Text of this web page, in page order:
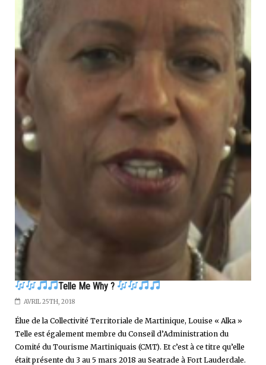
Telle Me Why ?
AVRIL 25TH, 2018
Élue de la Collectivité Territoriale de Martinique, Louise « Alka »
Telle est également membre du Conseil d’Administration du
Comité du Tourisme Martiniquais (CMT). Et c’est à ce titre qu’elle
était présente du 3 au 5 mars 2018 au Seatrade à Fort Lauderdale.